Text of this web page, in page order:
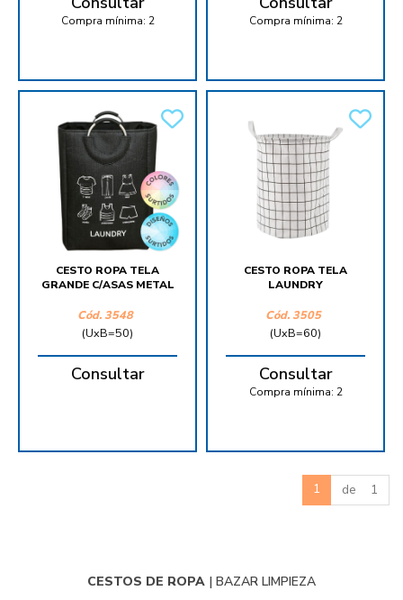
Compra mínima: 2 Compra mínima: 2
CESTO ROPA TELA
GRANDE C/ASAS METAL
Cód. 3548
(UxB=50)
Consultar
CESTO ROPA TELA
LAUNDRY
Cód. 3505
(UxB=60)
Consultar
Compra mínima: 2
1 de 1
CESTOS DE ROPA | BAZAR LIMPIEZA